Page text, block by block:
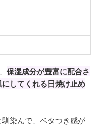
保湿成分が豊富に配合さ
してくれる日焼け止め
染んで、ベタつき感が